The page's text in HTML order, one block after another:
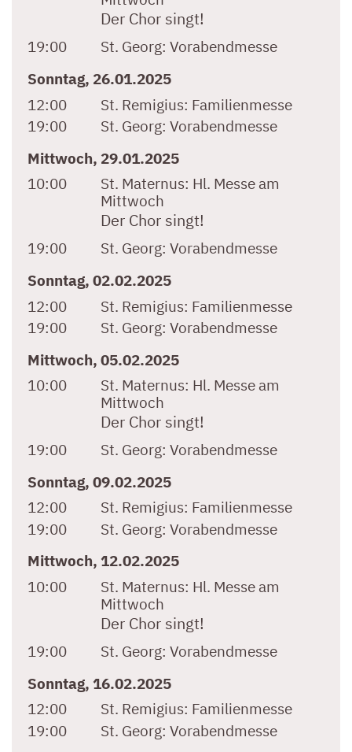
Der Chor singt!
19:00 St. Georg:Vorabendmesse
Sonntag, 26.01.2025
12:00
St. Remigius: Familienmesse
19:00
St. Georg:Vorabendmesse
Mittwoch, 29.01.2025
10:00
St. Maternus: Hl. Messe am
Mittwoch
Der Chor singt!
19:00 St. Georg:Vorabendmesse
Sonntag, 02.02.2025
12:00
St. Remigius: Familienmesse
19:00
St. Georg:Vorabendmesse
Mittwoch, 05.02.2025
10:00
St. Maternus: Hl. Messe am
Mittwoch
Der Chor singt!
19:00 St. Georg:Vorabendmesse
Sonntag, 09.02.2025
12:00
St. Remigius: Familienmesse
19:00
St. Georg:Vorabendmesse
Mittwoch, 12.02.2025
10:00
St. Maternus: Hl. Messe am
Mittwoch
Der Chor singt!
19:00 St. Georg:Vorabendmesse
Sonntag, 16.02.2025
12:00
St. Remigius: Familienmesse
19:00
St. Georg:Vorabendmesse